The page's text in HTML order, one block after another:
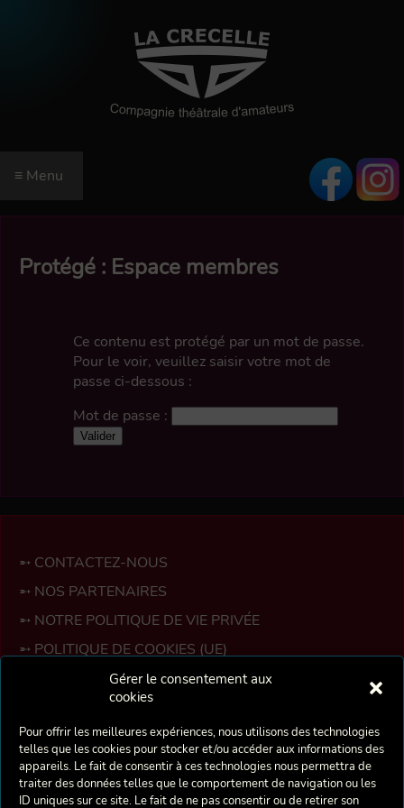
Gérer le consentement aux
cookies
Pour offrir les meilleures expériences, nous utilisons des technologies
telles que les cookies pour stocker et/ou accéder aux informations des
appareils. Le fait de consentir à ces technologies nous permettra de
traiter des données telles que le comportement de navigation ou les
ID uniques sur ce site. Le fait de ne pas consentir ou de retirer son
≡ Menu
RÉSERVEZ EN LIGNE
ABONNEMENTS
QUI SOMMES-NOUS ?
CONTACTEZ-NOUS
PARTICIPEZ
Protégé : Espace membres
Ce contenu est protégé par un mot de passe.
Pour le voir, veuillez saisir votre mot de
passe ci-dessous :
Mot de passe :
CONTACTEZ-NOUS
NOS PARTENAIRES
NOTRE POLITIQUE DE VIE PRIVÉE
POLITIQUE DE COOKIES (UE)
ESPACE MEMBRES
amateur fondée en 1975 par deux professeurs d’Art
Dramatique de l’Académie de Berchem-Sainte-Agathe :
Danielle Munter et Christian Lombard, suite au
montage de la pièce de Charles Dyer : «La Crécelle».